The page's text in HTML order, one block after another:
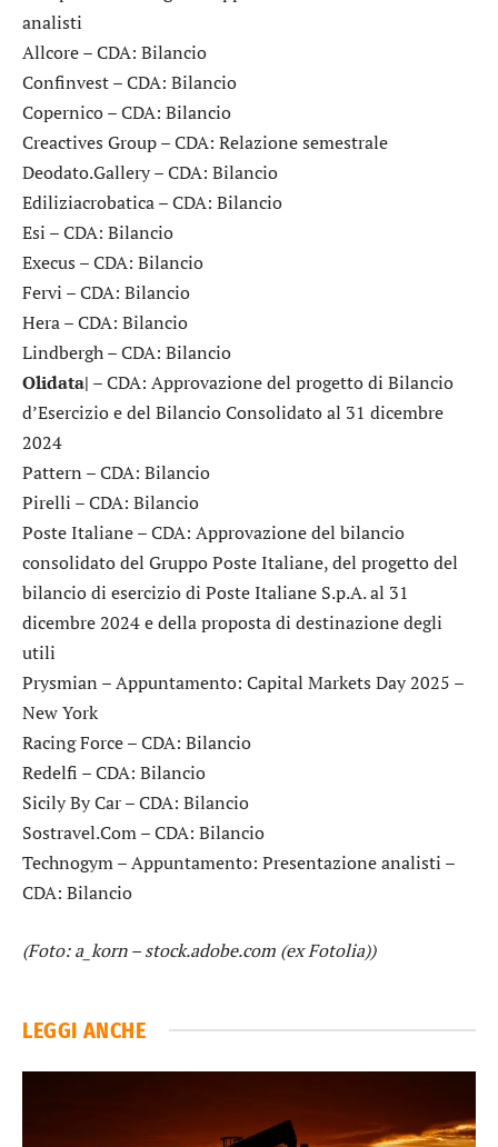
analisti
Allcore– CDA: Bilancio
Confinvest– CDA: Bilancio
Copernico– CDA: Bilancio
Creactives Group– CDA: Relazione semestrale
Deodato.Gallery– CDA: Bilancio
Ediliziacrobatica– CDA: Bilancio
Esi – CDA: Bilancio
Execus – CDA: Bilancio
Fervi – CDA: Bilancio
Hera– CDA: Bilancio
Lindbergh– CDA: Bilancio
Olidata| – CDA: Approvazione del progetto di Bilancio
d’Esercizio e del Bilancio Consolidato al 31 dicembre
2024
Pattern – CDA: Bilancio
Pirelli – CDA: Bilancio
Poste Italiane– CDA: Approvazione del bilancio
consolidato del Gruppo Poste Italiane, del progetto del
bilancio di esercizio di Poste Italiane S.p.A. al 31
dicembre 2024 e della proposta di destinazione degli
utili
Prysmian – Appuntamento: Capital Markets Day 2025 –
New York
Racing Force– CDA: Bilancio
Redelfi – CDA: Bilancio
Sicily By Car– CDA: Bilancio
Sostravel.Com– CDA: Bilancio
Technogym– Appuntamento: Presentazione analisti –
CDA: Bilancio
(Foto: a_korn – stock.adobe.com (ex Fotolia))
LEGGI ANCHE